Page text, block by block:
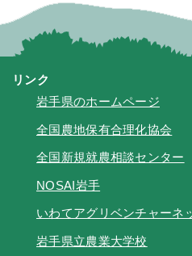
リンク
岩手県のホームページ
全国農地保有合理化協会
全国新規就農相談センター
NOSAI岩手
いわてアグリベンチャーネ
岩手県立農業大学校